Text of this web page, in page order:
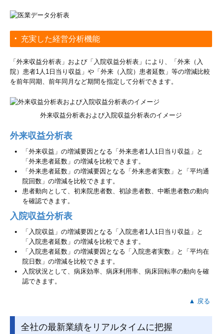
充実した経営分析機能
「外来収益分析表」および「入院収益分析表」により、「外来（入
院）患者1人1日当り収益」や「外来（入院）患者延数」等の増減比較
を前年同期、前年同月など期間を指定して分析できます。
外来収益分析表および入院収益分析表のイメージ
外来収益分析表
「外来収益」の増減要因となる「外来患者1人1日当り収益」と
「外来患者延数」の増減を比較できます。
「外来患者延数」の増減要因となる「外来患者実数」と「平均通
院回数」の増減を比較できます。
患者動向として、初来院患者数、初診患者数、中断患者数の動向
を確認できます。
入院収益分析表
「入院収益」の増減要因となる「入院患者1人1日当り収益」と
「入院患者延数」の増減を比較できます。
「入院患者延数」の増減要因となる「入院患者実数」と「平均在
院日数」の増減を比較できます。
入院状況として、病床効率、病床利用率、病床回転率の動向を確
認できます。
▲ 戻る
全社の最新業績をリアルタイムに把握